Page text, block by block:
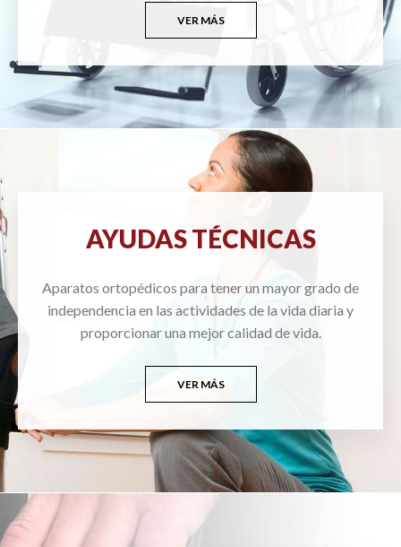
VER MÁS
AYUDAS TÉCNICAS
Aparatos ortopédicos para tener un mayor grado de
independencia en las actividades de la vida diaria y
proporcionar una mejor calidad de vida.
VER MÁS